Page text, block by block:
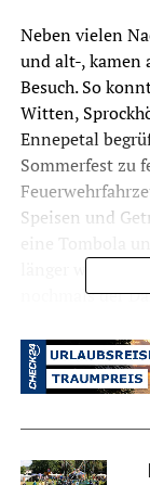
Neben vielen
und alt-, kamen
Besuch. So
Witten,
Ennepetal
Sommerfest zu
Speisen und
länger wurde
nochmals der
großzügigen